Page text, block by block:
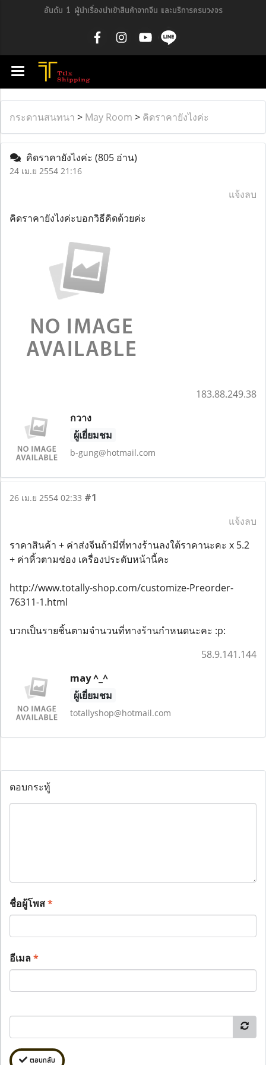
อันดับ 1 ผู้นำเรื่องนำเข้าสินค้าจากจีน และบริการครบวงจร
กระดานสนทนา > May Room > คิดราคายังไงค่ะ
คิดราคายังไงค่ะ (805 อ่าน)
24 เม.ย 2554 21:16
แจ้งลบ
คิดราคายังไงค่ะบอกวิธีคิดด้วยค่ะ
183.88.249.38
กวาง
ผู้เยี่ยมชม
b-gung@hotmail.com
26 เม.ย 2554 02:33 #1
แจ้งลบ
ราคาสินค้า + ค่าส่งจีนถ้ามีที่ทางร้านลงใต้ราคานะคะ x 5.2
+ ค่าหิ้วตามช่อง เครื่องประดับหน้านี้คะ
http://www.totally-shop.com/customize-Preorder-
76311-1.html
บวกเป็นรายชิ้นตามจำนวนที่ทางร้านกำหนดนะคะ :p:
58.9.141.144
may ^_^
ผู้เยี่ยมชม
totallyshop@hotmail.com
ตอบกระทู้
ชื่อผู้โพส*
อีเมล*
ตอบกลับ